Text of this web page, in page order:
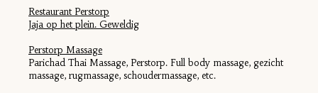
Restaurant Perstorp
Jaja op het plein. Geweldig
Perstorp Massage
Parichad Thai Massage, Perstorp. Full body massage, gezicht
massage, rugmassage, schoudermassage, etc.